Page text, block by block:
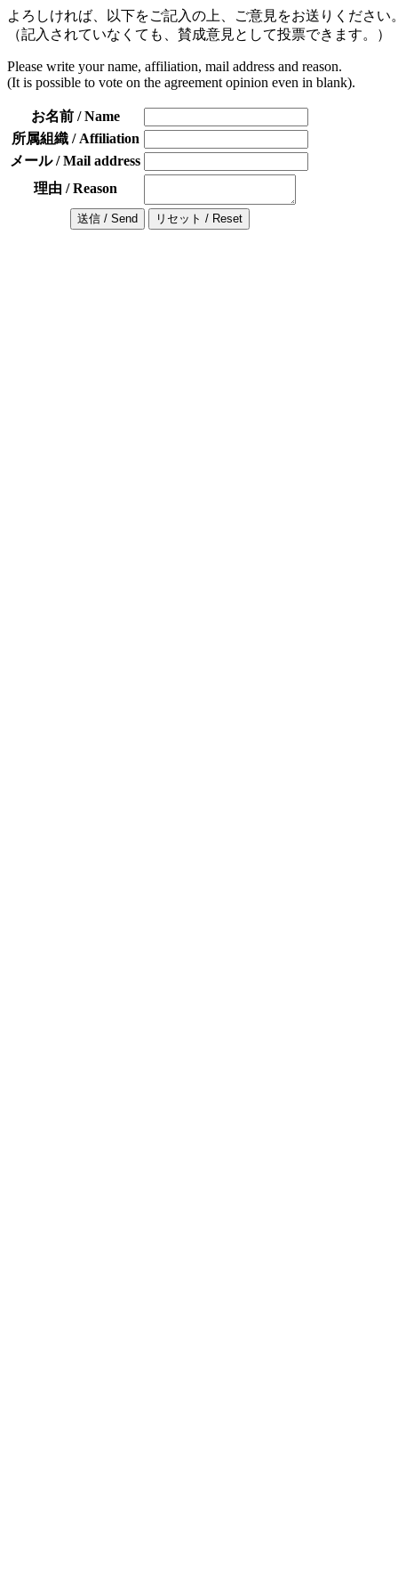
よろしければ、以下をご記入の上、ご意見をお送りください
（記入されていなくても、賛成意見として投票できます。）
Please write your name, affiliation, mail address and reason.
(It is possible to vote on the agreement opinion even in blank).
お名前 / Name
所属組織 / Affiliation
メール / Mail address
理由 / Reason